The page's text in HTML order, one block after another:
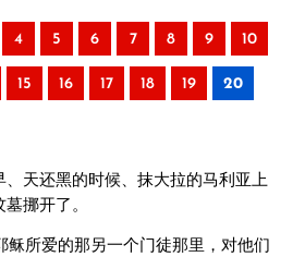
4 5 6 7 8 9 10
15 16 17 18 19 20
天还黑的时候、抹大拉的马利亚上
挪开了。
稣所爱的那另一个门徒那里，对他们